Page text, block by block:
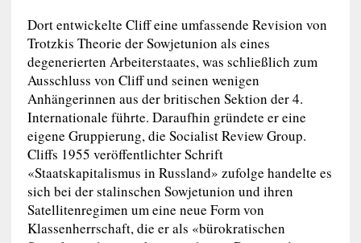
Dort entwickelte Cliff eine umfassende Revision von
Trotzkis Theorie der Sowjetunion als eines
degenerierten Arbeiterstaates, was schließlich zum
Ausschluss von Cliff und seinen wenigen
Anhängerinnen aus der britischen Sektion der 4.
Internationale führte. Daraufhin gründete er eine
eigene Gruppierung, die Socialist Review Group.
Cliffs 1955 veröffentlichter Schrift
«Staatskapitalismus in Russland» zufolge handelte es
sich bei der stalinschen Sowjetunion und ihren
Satellitenregimen um eine neue Form von
Klassenherrschaft, die er als «bürokratischen